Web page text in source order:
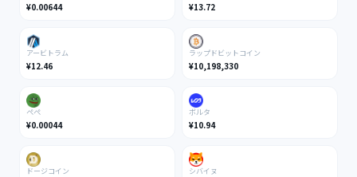
¥0.00644 ¥13.72
アービトラム
¥12.46
ラップドビットコイン
¥10,198,330
ぺぺ
¥0.00044
ボルタ
¥10.94
ドージコイン シバイヌ